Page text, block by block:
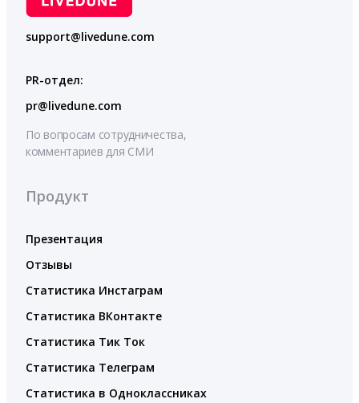
support@livedune.com
PR-отдел:
pr@livedune.com
По вопросам сотрудничества,
комментариев для СМИ
Продукт
Презентация
Отзывы
Статистика Инстаграм
Статистика ВКонтакте
Статистика Тик Ток
Статистика Телеграм
Статистика в Одноклассниках